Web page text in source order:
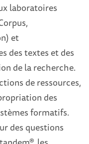
laboratoires
et
des textes et des
de la recherche.
de ressources,
des
formatifs.
des questions